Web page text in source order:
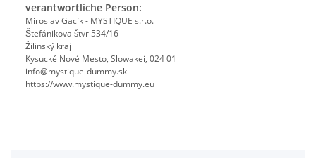
verantwortliche Person:
Miroslav Gacík - MYSTIQUE s.r.o.
Štefánikova štvr 534/16
Žilinský kraj
Kysucké Nové Mesto, Slowakei, 024 01
info@mystique-dummy.sk
https://www.mystique-dummy.eu